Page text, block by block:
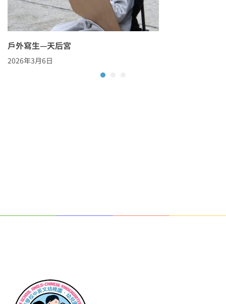
戶外寫生—天后宮
2026年3月6日